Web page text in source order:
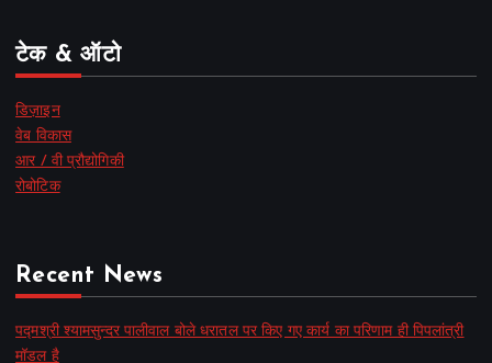
टेक & ऑटो
डिज़ाइन
वेब विकास
आर / वी प्रौद्योगिकी
रोबोटिक
Recent News
पद्मश्री श्यामसुन्दर पालीवाल बोले धरातल पर किए गए कार्य का परिणाम ही पिपलांत्री
मॉडल है